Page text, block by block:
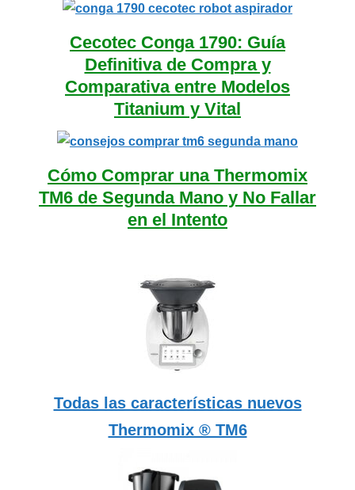
Cecotec Conga 1790: Guía
Definitiva de Compra y
Comparativa entre Modelos
Titanium y Vital
Cómo Comprar una Thermomix
TM6 de Segunda Mano y No Fallar
en el Intento
Todas las características nuevos
Thermomix ® TM6